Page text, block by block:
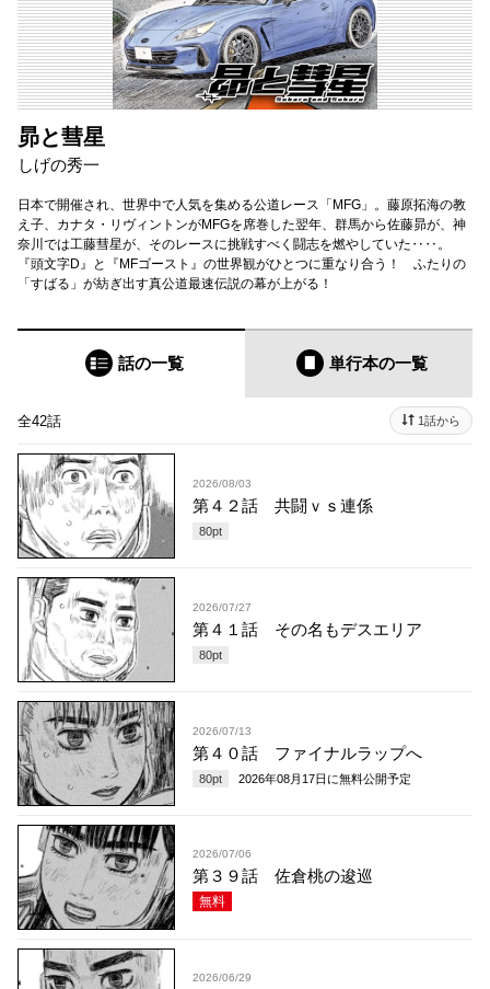
昴と彗星
しげの秀一
日本で開催され、世界中で人気を集める公道レース「MFG」。藤原拓海の教
え子、カナタ・リヴィントンがMFGを席巻した翌年、群馬から佐藤昴が、神
奈川では工藤彗星が、そのレースに挑戦すべく闘志を燃やしていた‥‥。
『頭文字D』と『MFゴースト』の世界観がひとつに重なり合う！ ふたりの
「すばる」が紡ぎ出す真公道最速伝説の幕が上がる！
話の一覧 単行本の一覧
全42話 1話から
2026/08/03
第４２話 共闘ｖｓ連係
80pt
2026/07/27
第４１話 その名もデスエリア
80pt
2026/07/13
第４０話 ファイナルラップへ
80pt 2026年08月17日 に無料公開予定
2026/07/06
第３９話 佐倉桃の逡巡
無料
2026/06/29